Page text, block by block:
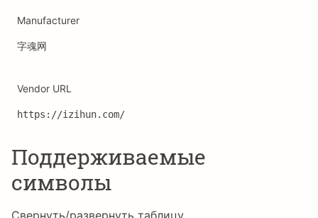
Manufacturer
字魂网
Vendor URL
https://izihun.com/
Поддерживаемые
символы
Свернуть/развернуть таблицу